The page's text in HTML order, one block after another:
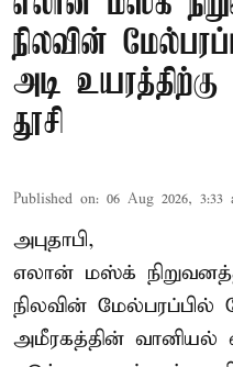
நிலவின்
அடி
தூசி
Published on: 06 Aug 2026, 3:33
அபுதாபி,
எலான் மஸ்க்
நிலவின்
அமீரகத்தின்